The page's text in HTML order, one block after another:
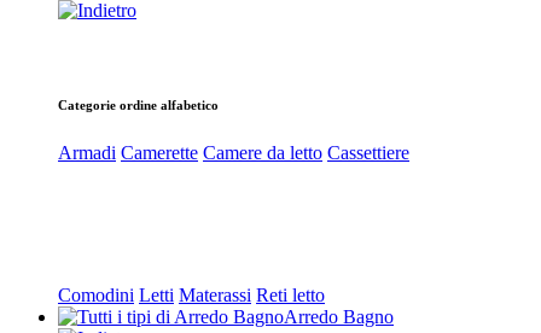
Categorie ordine alfabetico
Armadi Camerette Camere da letto Cassettiere
Comodini Letti Materassi Reti letto
Arredo Bagno